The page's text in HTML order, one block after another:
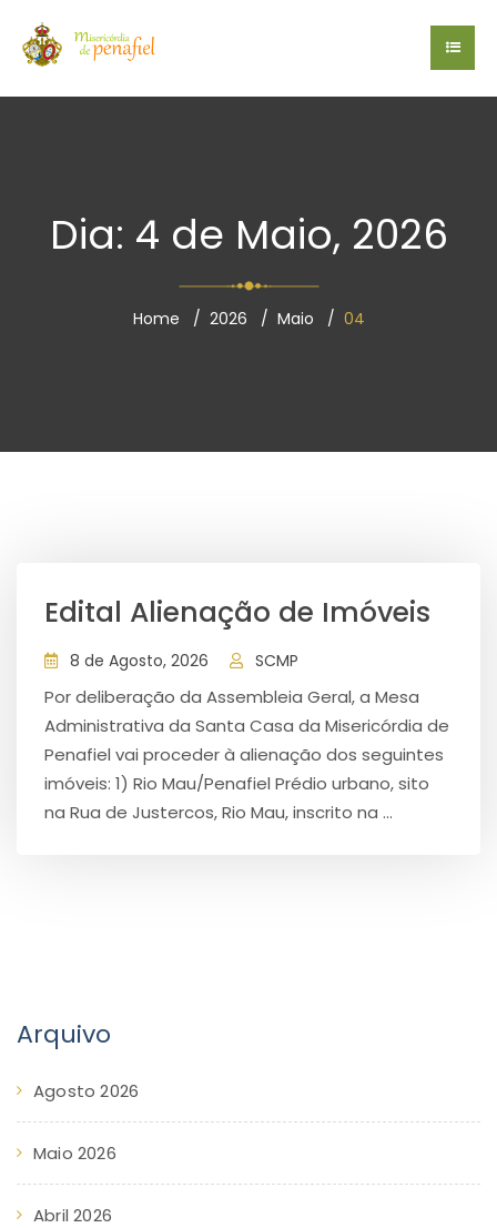
Dia: 4 de Maio, 2026
Home 2026 Maio 04
Edital Alienação de Imóveis
8 de Agosto, 2026 SCMP
Por deliberação da Assembleia Geral, a Mesa
Administrativa da Santa Casa da Misericórdia de
Penafiel vai proceder à alienação dos seguintes
imóveis: 1) Rio Mau/Penafiel Prédio urbano, sito
na Rua de Justercos, Rio Mau, inscrito na ...
Arquivo
Agosto 2026
Maio 2026
Abril 2026